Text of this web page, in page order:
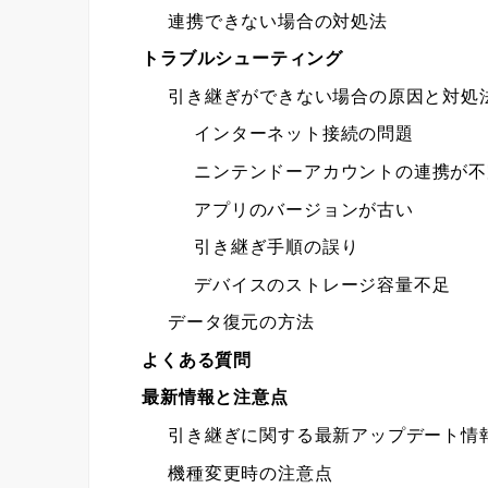
連携できない場合の対処法
トラブルシューティング
引き継ぎができない場合の原因と対処
インターネット接続の問題
ニンテンドーアカウントの連携が
アプリのバージョンが古い
引き継ぎ手順の誤り
デバイスのストレージ容量不足
データ復元の方法
よくある質問
最新情報と注意点
引き継ぎに関する最新アップデート情
機種変更時の注意点